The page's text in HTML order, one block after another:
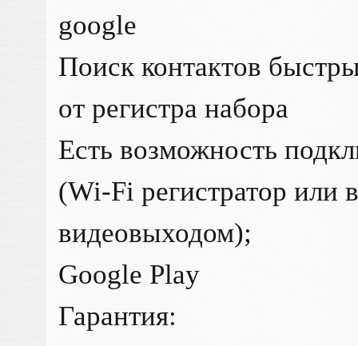
google
Поиск контактов
от регистра набора
Есть возможность
(Wi-Fi регистратор или
видеовыходом);
Google Play
Гарантия: